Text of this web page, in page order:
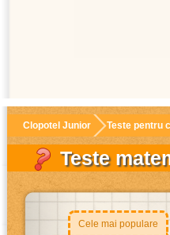
Clopotel Junior Teste pentru
Teste
Cele mai populare